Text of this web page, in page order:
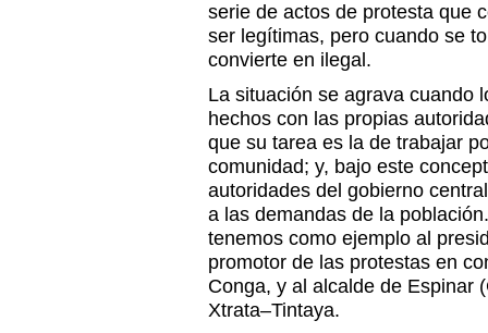
serie de actos de protesta que
ser legítimas, pero cuando se
convierte en ilegal.
La situación se agrava cuando
hechos con las propias
que su tarea es la de trabajar
comunidad; y, bajo este
autoridades del gobierno
a las demandas de la
tenemos como ejemplo al
promotor de las protestas en
Conga, y al alcalde de Espinar
Xtrata–Tintaya.